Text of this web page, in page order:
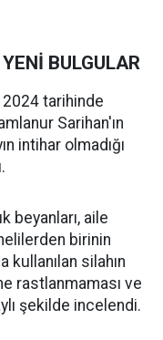
BULGULAR
2024 tarihinde
Sarihan'ın
intihar olmadığı
beyanları, aile
birinin
kullanılan silahın
rastlanmaması ve
şekilde incelendi.